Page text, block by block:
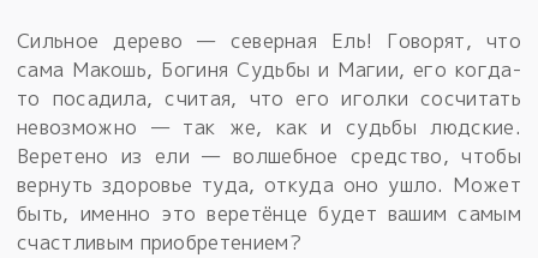
Сильное дерево — северная Ель! Говорят, что
сама Макошь, Богиня Судьбы и Магии, его когда-
то посадила, считая, что его иголки сосчитать
невозможно — так же, как и судьбы людские.
Веретено из ели — волшебное средство, чтобы
вернуть здоровье туда, откуда оно ушло. Может
быть, именно это веретёнце будет вашим самым
счастливым приобретением?